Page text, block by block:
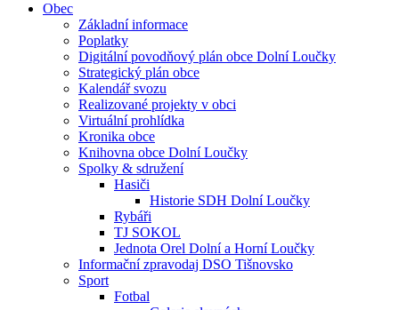
Obec
Základní informace
Poplatky
Digitální povodňový plán obce Dolní Loučky
Strategický plán obce
Kalendář svozu
Realizované projekty v obci
Virtuální prohlídka
Kronika obce
Knihovna obce Dolní Loučky
Spolky & sdružení
Hasiči
Historie SDH Dolní Loučky
Rybáři
TJ SOKOL
Jednota Orel Dolní a Horní Loučky
Informační zpravodaj DSO Tišnovsko
Sport
Fotbal